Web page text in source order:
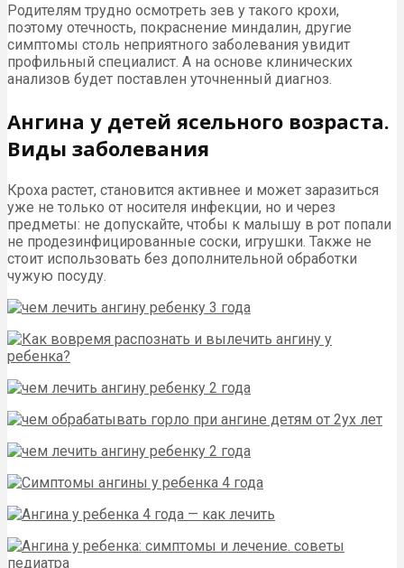
Родителям трудно осмотреть зев у такого крохи,
поэтому отечность, покраснение миндалин, другие
симптомы столь неприятного заболевания увидит
профильный специалист. А на основе клинических
анализов будет поставлен уточненный диагноз.
Ангина у детей ясельного возраста.
Виды заболевания
Кроха растет, становится активнее и может заразиться
уже не только от носителя инфекции, но и через
предметы: не допускайте, чтобы к малышу в рот попали
не продезинфицированные соски, игрушки. Также не
стоит использовать без дополнительной обработки
чужую посуду.